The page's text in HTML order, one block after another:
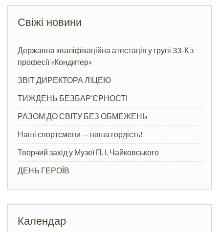
Свіжі новини
Державна кваліфікаційна атестація у групі 33-К з
професії «Кондитер»
ЗВІТ ДИРЕКТОРА ЛІЦЕЮ
ТИЖДЕНЬ БЕЗБАР’ЄРНОСТІ
РАЗОМ ДО СВІТУ БЕЗ ОБМЕЖЕНЬ
Наші спортсмени — наша гордість!
Творчий захід у Музеї П. І. Чайковського
ДЕНЬ ГЕРОЇВ
Календар